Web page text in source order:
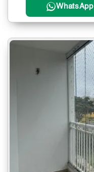
WhatsApp